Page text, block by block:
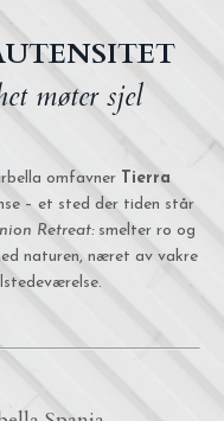
møter sjel
omfavner
Tierra
– et sted der tiden står
Retreat:smelter ro og
naturen, næret av vakre